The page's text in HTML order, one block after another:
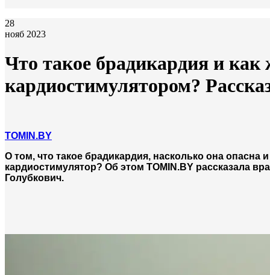
28
нояб 2023
Что такое брадикардия и
кардиостимулятором?
TOMIN.BY
О том, что такое брадикардия, насколько она опасна
кардиостимулятор? Об этом TOMIN.BY рассказала
Голубкович.